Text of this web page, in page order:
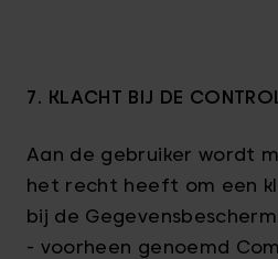
7. KLACHT BIJ DE
Aan de gebruiker wordt
het recht heeft om een
bij de
- voorheen genoemd